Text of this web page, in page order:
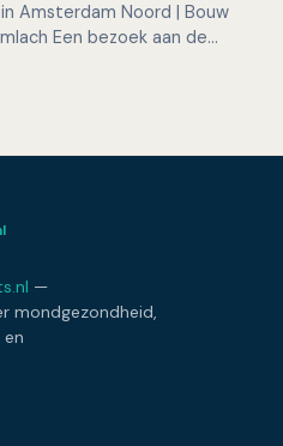
Amsterdam Noord | Bouw
Een bezoek aan de
—
mondgezondheid,